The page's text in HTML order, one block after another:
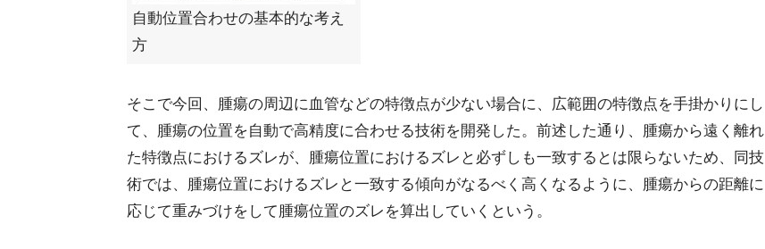
自動位置合わせの基本的な考え
方
そこで今回、腫瘍の周辺に血管などの特徴点が少ない場合に、広範囲の特徴点を手掛かりにし
て、腫瘍の位置を自動で高精度に合わせる技術を開発した。前述した通り、腫瘍から遠く離れ
た特徴点におけるズレが、腫瘍位置におけるズレと必ずしも一致するとは限らないため、同技
術では、腫瘍位置におけるズレと一致する傾向がなるべく高くなるように、腫瘍からの距離に
応じて重みづけをして腫瘍位置のズレを算出していくという。